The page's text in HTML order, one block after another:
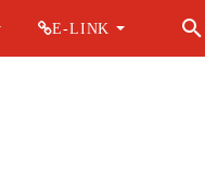
E-LINK